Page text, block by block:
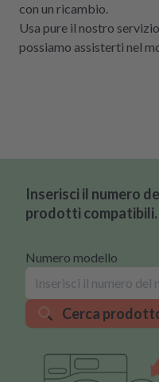
con un ricambio.
Usa pure il nostro
possiamo assisterti nel
Inserisci il numero
prodotti compatibili.
Numero modello
Cerca